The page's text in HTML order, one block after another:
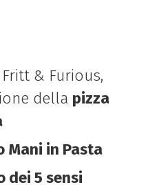
& Furious,
della pizza
Mani in Pasta
dei 5 sensi